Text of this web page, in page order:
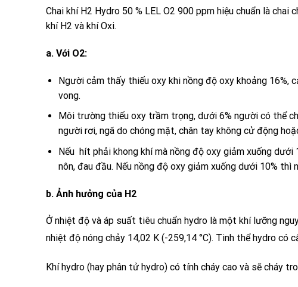
Chai khí H2 Hydro 50 % LEL O2 900 ppm hiệu chuẩn là chai
khí H2 và khíOxi.
a. Với O2:
Người cảm thấy thiếu oxykhi nồng độ oxy khoảng 16%,
vong.
Môi trường thiếu oxytrầm trọng, dưới 6% người có thể
người rơi, ngã do chóng mặt, chân tay không cử động
Nếu hít phải khong khí mà nồng độ oxy giảm xuống dưới
nôn, đau đầu. Nếu nồng độ oxy giảm xuống dưới 10%
b. Ảnh hưởng của H2
Ở nhiệt độ và áp suất tiêu chuẩn hydro là một khí lưỡng
nhiệt độ nóng chảy 14,02 K (-259,14 °C). Tinh thể hydro có
Khíhydro (hay phân tử hydro) có tính cháy cao và sẽ cháy